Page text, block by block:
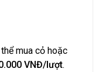
mua cỏ hoặc
VNĐ/lượt.